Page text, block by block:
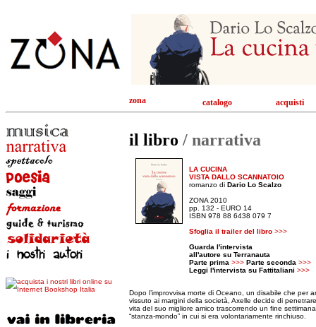
zona catalogo acquisti
il libro / narrativa
LA CUCINA
VISTA DALLO SCANNATOIO
romanzo di Dario Lo Scalzo
ZONA 2010
pp. 132 - EURO 14
ISBN 978 88 6438 079 7
Sfoglia il trailer del libro >>>
Guarda l'intervista
all'autore su Terranauta
Parte prima >>> Parte seconda >>>
Leggi l'intervista su Fattitaliani >>>
Dopo l’improvvisa morte di Oceano, un disabile che per
vissuto ai margini della società, Axelle decide di
vita del suo migliore amico trascorrendo un fine
“stanza-mondo” in cui si era volontariamente rinchiuso.